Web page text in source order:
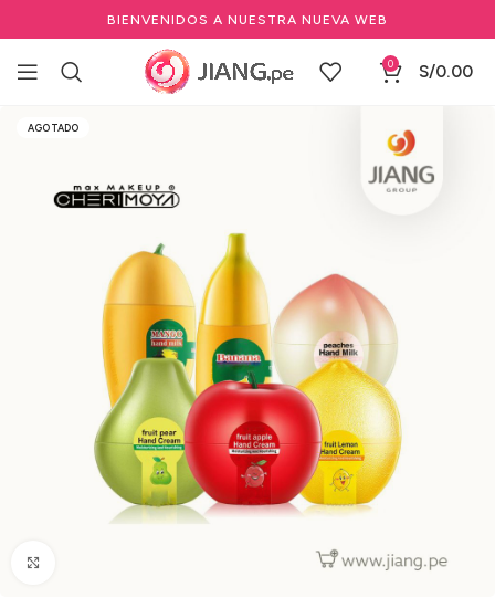
BIENVENIDOS A NUESTRA NUEVA WEB
0 S/0.00
Inicio Estéticas
AGOTADO